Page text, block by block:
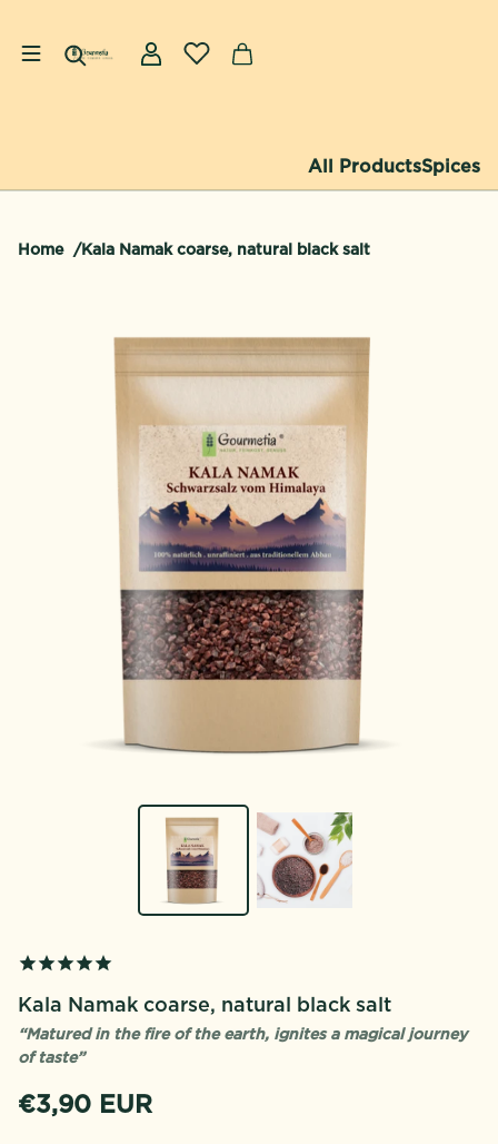
All ProductsSpices
Log in
Home Kala Namak coarse, natural black salt
Kala Namak coarse, natural black salt
“Matured in the fire of the earth, ignites a magical journey
of taste”
Regular price
€3,90 EUR